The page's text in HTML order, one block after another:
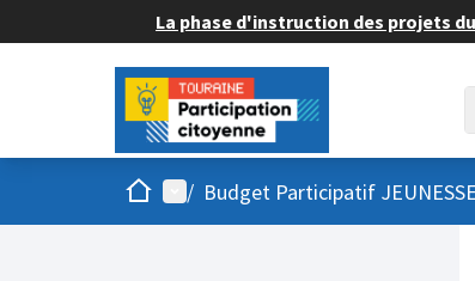
La phase d'instruction des projets
AccueilMenu principal
/ Budget Participatif